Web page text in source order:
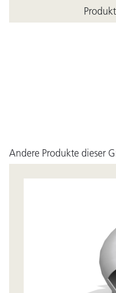
Andere Produkte dieser